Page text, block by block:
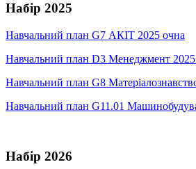
Набір 2025
Навчальний план G7 АКІТ 2025 очна
Навчальний план D3 Менеджмент 2025
Навчальний план G8
Навчальний план G11.01
Набір 2026